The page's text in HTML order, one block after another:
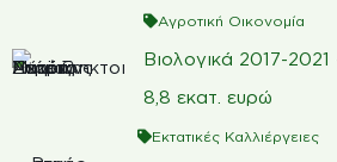
Αγροτική Οικονομία
Βιολογικά 2017-
8,8 εκατ. ευρώ
Εκτατικές Καλλιέργειες